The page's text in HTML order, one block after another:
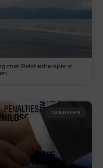
met Relatietherapie in
WINKELEN